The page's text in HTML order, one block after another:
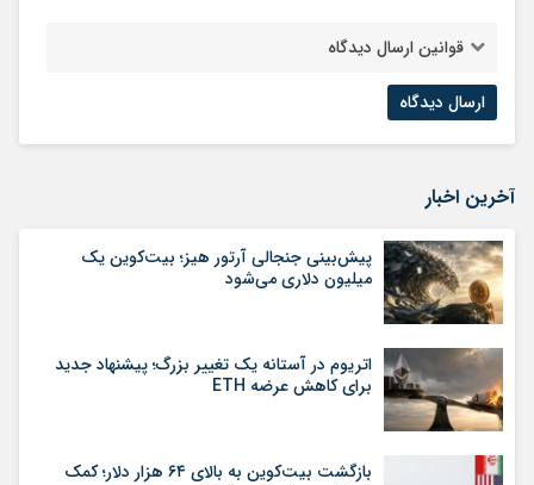
قوانین ارسال دیدگاه
آخرین اخبار
پیش‌بینی جنجالی آرتور هیز؛ بیت‌کوین یک
میلیون دلاری می‌شود
اتریوم در آستانه یک تغییر بزرگ؛ پیشنهاد جدید
برای کاهش عرضه ETH
بازگشت بیت‌کوین به بالای ۶۴ هزار دلار؛ کمک